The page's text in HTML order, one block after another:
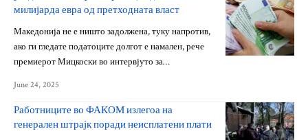
милијарда евра од претходната власт
Македонија не е ништо задолжена, туку напротив,
ако ги гледате податоците долгот е намален, рече
премиерот Мицкоски во интервјуто за…
June 24, 2025
Работниците во ФАКОМ излегоа на
генерален штрајк поради неисплатени плати